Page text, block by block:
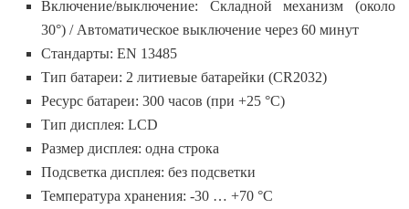
Включение/выключение: Складной механизм (около
30°) / Автоматическое выключение через 60 минут
Стандарты: EN 13485
Тип батареи: 2 литиевые батарейки (CR2032)
Ресурс батареи: 300 часов (при +25 °C)
Тип дисплея: LCD
Размер дисплея: одна строка
Подсветка дисплея: без подсветки
Температура хранения: -30 … +70 °C